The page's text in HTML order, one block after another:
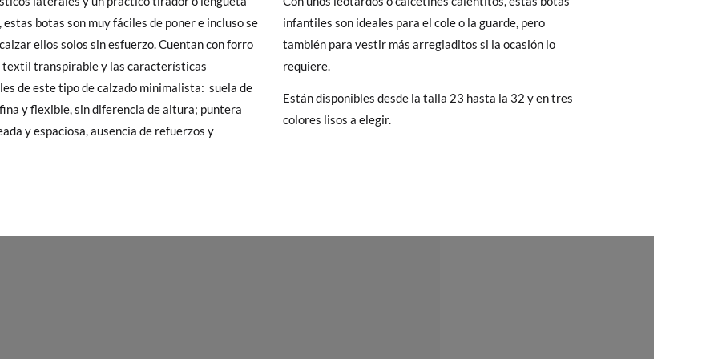
botas son muy fáciles de poner e incluso se
ellos solos sin esfuerzo. Cuentan con forro
transpirable y las características
de este tipo de calzado minimalista: suela de
y flexible, sin diferencia de altura; puntera
y espaciosa, ausencia de refuerzos y
infantiles son ideales para el cole o la guarde, pero
también para vestir más arregladitos si la ocasión lo
requiere.
Están disponibles desde la talla 23 hasta la 32 y en tres
colores lisos a elegir.
Pisamonas envíos y cambios gratis, sin importe mínimo, sin preguntas. El precio final será el de los zapatos que
cuando te lleguen no te valen, sólo tienes que entrar en la sección
Cambios & Devoluciones
la petición de cambio. Nuestro equipo Atención al Cliente se encargará de todo: te mandaremos otra
recogeremos la primera, sin gastos, en unos pocos días!
de que no quieras Cambio sino Devolución, también serán gratuitas, ¡no tienes que preocuparte por nada!
15,7 16,5 17,0 17,8 19 19,8 20,5 21,2 21,8